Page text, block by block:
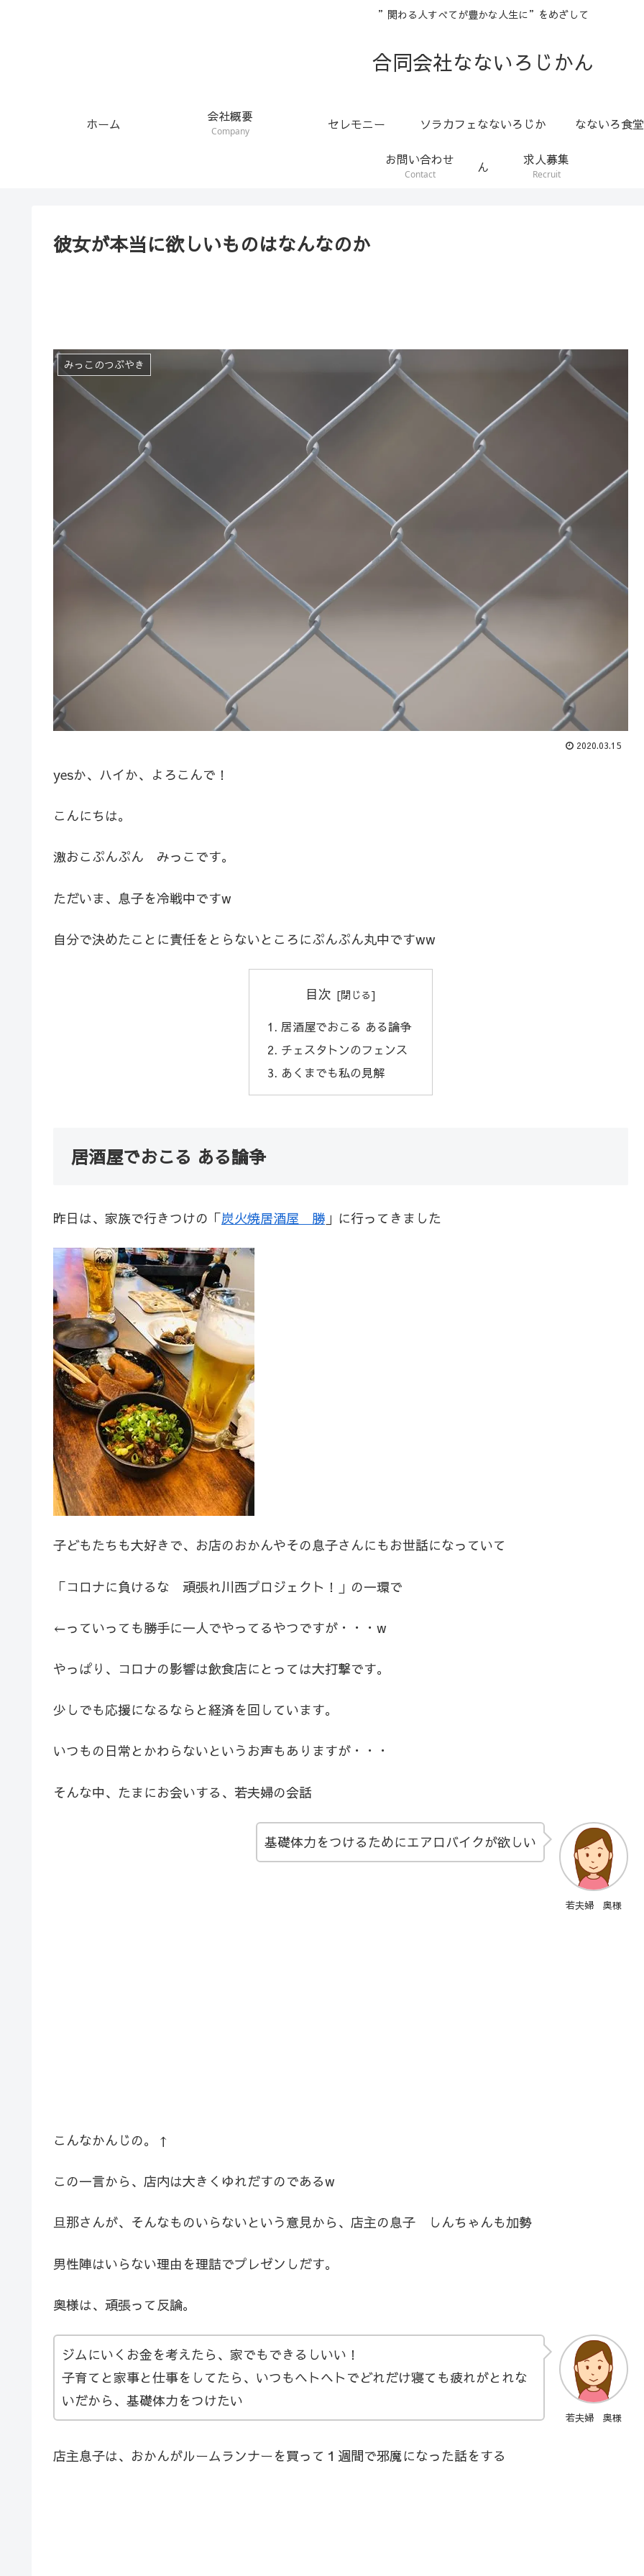
”関わる人すべてが豊かな人生に”をめざして
合同会社なないろじかん
ホーム 会社概要
Company セレモニー ソラカフェなないろじか
ん
なないろ食堂
お問い合わせ
Contact
求人募集
Recruit
彼女が本当に欲しいものはなんなのか
みっこのつぶやき
2020.03.15
yesか、ハイか、よろこんで！
こんにちは。
激おこぷんぷん みっこです。
ただいま、息子を冷戦中ですw
自分で決めたことに責任をとらないところにぷんぷん丸中ですww
目次
居酒屋でおこる ある論争
チェスタトンのフェンス
あくまでも私の見解
居酒屋でおこる ある論争
昨日は、家族で行きつけの「炭火焼居酒屋 勝 」に行ってきました
子どもたちも大好きで、お店のおかんやその息子さんにもお世話になっていて
「コロナに負けるな 頑張れ川西プロジェクト！」の一環で
←っていっても勝手に一人でやってるやつですが・・・w
やっぱり、コロナの影響は飲食店にとっては大打撃です。
少しでも応援になるならと経済を回しています。
いつもの日常とかわらないというお声もありますが・・・
そんな中、たまにお会いする、若夫婦の会話
若夫婦 奥様
基礎体力をつけるためにエアロバイクが欲しい
こんなかんじの。↑
この一言から、店内は大きくゆれだすのであるw
旦那さんが、そんなものいらないという意見から、店主の息子 しんちゃんも加勢
男性陣はいらない理由を理詰でプレゼンしだす。
奥様は、頑張って反論。
若夫婦 奥様
ジムにいくお金を考えたら、家でもできるしいい！
子育てと家事と仕事をしてたら、いつもヘトヘトでどれだけ寝ても疲れがとれな
いだから、基礎体力をつけたい
店主息子は、おかんがルームランナーを買って１週間で邪魔になった話をする